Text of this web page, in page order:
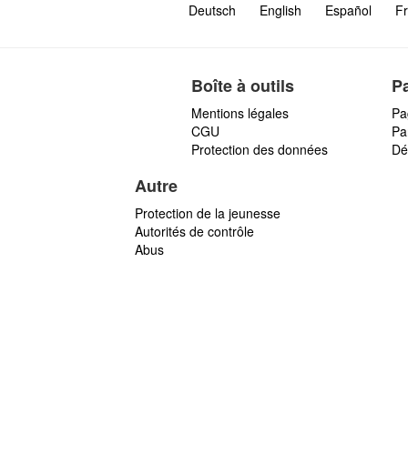
Deutsch English Español
Boîte à outils
Mentions légales
CGU
Protection des données
Autre
Protection de la jeunesse
Autorités de contrôle
Abus